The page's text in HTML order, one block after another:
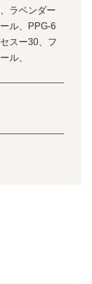
ラベンダー
ル、PPG-6
スー30、フ
ル、